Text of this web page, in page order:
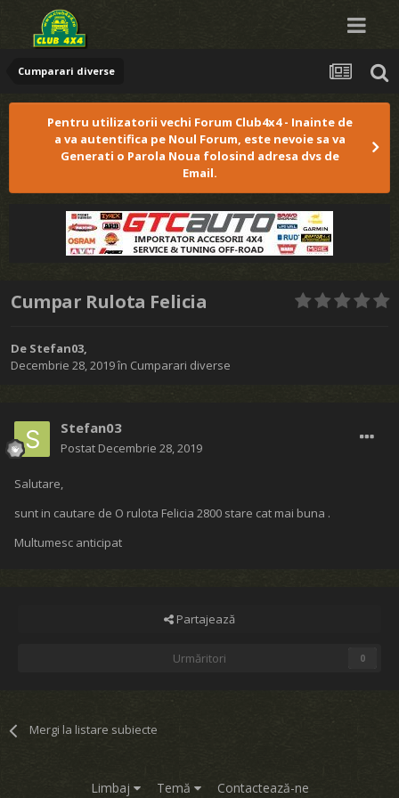
Cumparari diverse
Pentru utilizatorii vechi Forum Club4x4 - Inainte de
a va autentifica pe Noul Forum, este nevoie sa va
Generati o Parola Noua folosind adresa dvs de
Email.
Cumpar Rulota Felicia
De Stefan03,
Decembrie 28, 2019în Cumparari diverse
Stefan03
Postat Decembrie 28, 2019
Salutare,
sunt in cautare de O rulota Felicia 2800 stare cat mai buna .
Multumesc anticipat
Partajează
Urmăritori 0
Mergi la listare subiecte
Limbaj Temă Contactează-ne